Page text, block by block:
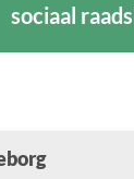
sociaal